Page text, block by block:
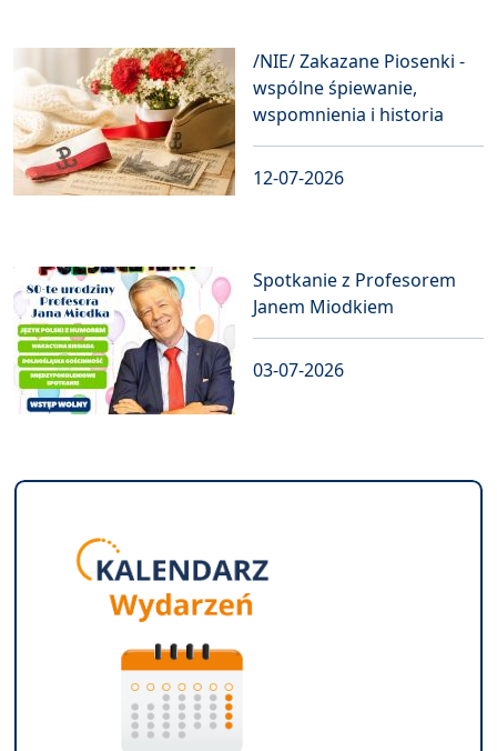
/NIE/ Zakazane Piosenki -
wspólne śpiewanie,
wspomnienia i historia
12-07-2026
Spotkanie z Profesorem
Janem Miodkiem
03-07-2026